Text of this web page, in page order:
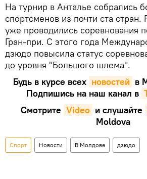
На турнир в Анталье собрались
спортсменов из почти ста стран.
уже проводились соревнования
Гран-при. С этого года
дзюдо повысила статус
до уровня "Большого шлема".
Будь в курсе всех новостей в
Подпишись на наш канал в
Смотрите Video и слушайте
Moldova
Спорт Новости В Молдове дзюдо